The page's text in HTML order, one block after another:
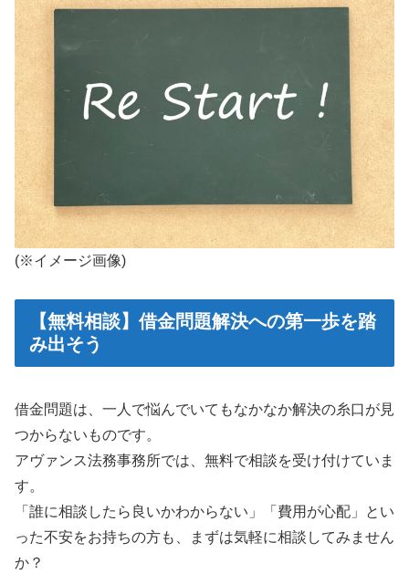
(※イメージ画像)
【無料相談】借金問題解決への第一歩を踏
み出そう
借金問題は、一人で悩んでいてもなかなか解決の糸口が見
つからないものです。
アヴァンス法務事務所では、無料で相談を受け付けていま
す。
「誰に相談したら良いかわからない」「費用が心配」とい
った不安をお持ちの方も、まずは気軽に相談してみません
か？